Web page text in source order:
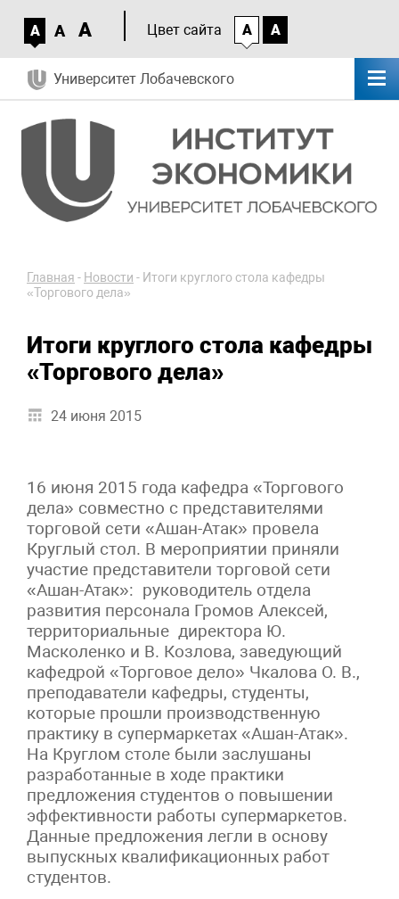
A A A Цвет сайта A A
Университет Лобачевского
Главная - Новости - Итоги круглого стола кафедры
«Торгового дела»
Итоги круглого стола кафедры
«Торгового дела»
24 июня 2015
16 июня 2015 года кафедра «Торгового
дела» совместно с представителями
торговой сети «Ашан-Атак» провела
Круглый стол. В мероприятии приняли
участие представители торговой сети
«Ашан-Атак»: руководитель отдела
развития персонала Громов Алексей,
территориальные директора Ю.
Масколенко и В. Козлова, заведующий
кафедрой «Торговое дело» Чкалова О. В.,
преподаватели кафедры, студенты,
которые прошли производственную
практику в супермаркетах «Ашан-Атак».
На Круглом столе были заслушаны
разработанные в ходе практики
предложения студентов о повышении
эффективности работы супермаркетов.
Данные предложения легли в основу
выпускных квалификационных работ
студентов.